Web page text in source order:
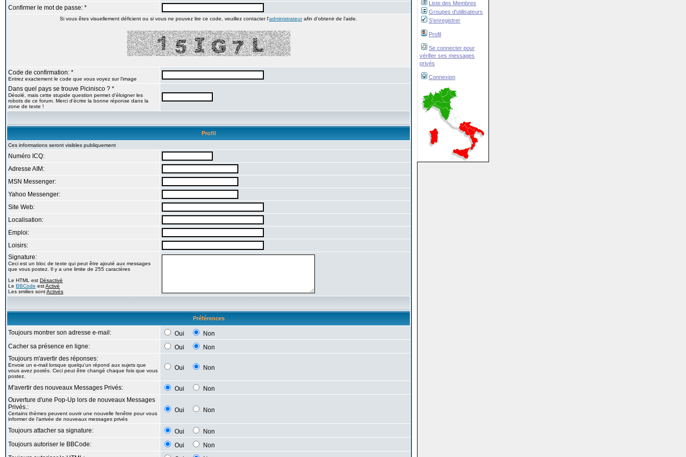
Liste des Membres
Groupes d'utilisateurs
S'enregistrer
Profil
Se connecter pour
vérifier ses messages
privés
Connexion
Confirmer le mot de passe: *
Si vous êtes visuellement déficient ou si vous ne pouvez lire ce code, veuillez contacter l'administrateurafin d'obtenir de l'aide.
Code de confirmation: *
Entrez exactement le code que vous voyez sur l'image
Dans quel pays se trouve Picinisco ? *
Désolé, mais cette stupide question permet d'éloigner les
robots de ce forum. Merci d'écrire la bonne réponse dans la
zone de texte !
Profil
Ces informations seront visibles publiquement
Numéro ICQ:
Adresse AIM:
MSN Messenger:
Yahoo Messenger:
Site Web:
Localisation:
Emploi:
Loisirs:
Signature:
Ceci est un bloc de texte qui peut être ajouté aux messages
que vous postez. Il y a une limite de 255 caractères
Le HTML est Désactivé
Le BBCode estActivé
Les smilies sontActivés
Préférences
Toujours montrer son adresse e-mail: Oui
Non
Cacher sa présence en ligne:
Oui
Non
Toujours m'avertir des réponses:
Envoie un e-mail lorsque quelqu'un répond aux sujets que
vous avez postés. Ceci peut être changé chaque fois que vous
postez.
Oui Non
M'avertir des nouveaux Messages Privés: Oui
Non
Ouverture d'une Pop-Up lors de nouveaux Messages
Privés.:
Certains thèmes peuvent ouvrir une nouvelle fenêtre pour vous
informer de l'arrivée de nouveaux messages privés
Oui Non
Toujours attacher sa signature: Oui
Non
Toujours autoriser le BBCode:
Oui
Non